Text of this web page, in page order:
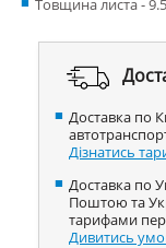
Товщина листа -
Доставка по
Дізнатись
Доставка по
Поштою та
тарифами
Дивитись